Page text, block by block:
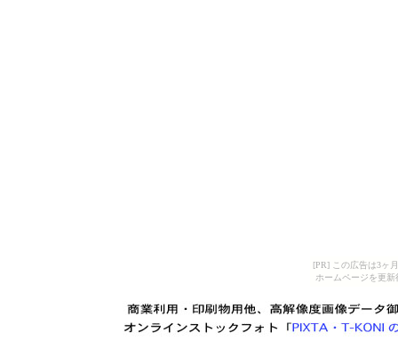
[PR] この広告は3ヶ
ホームページを更